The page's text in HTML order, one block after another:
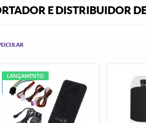
E DISTRIBUIDOR
LANÇAMENTO